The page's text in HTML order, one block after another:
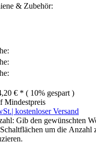
& Zubehör:
€ * ( 10% gespart )
Mindestpreis
kostenloser Versand
Gib den gewünschten
um die Anzahl